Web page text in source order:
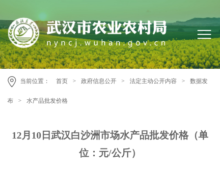
当前位置： 首页 > 政府信息公开 > 法定主动公开内容 > 数据发
布 > 水产品批发价格
12月10日武汉白沙洲市场水产品批发价格（单
位：元/公斤）